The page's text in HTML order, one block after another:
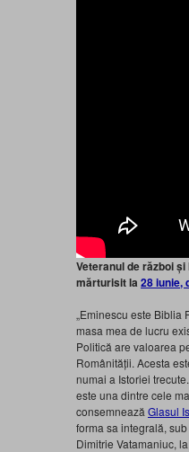
Veteranul de război
mărturisit la 28 iunie,
„Eminescu este Biblia
masa mea de lucru
Politică are valoarea
Românității. Acesta
numai a Istoriei
este una dintre cele
consemnează Glasul
forma sa integrală,
Dimitrie Vatamaniuc, la